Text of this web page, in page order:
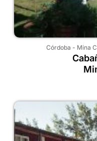
Córdoba - Mina